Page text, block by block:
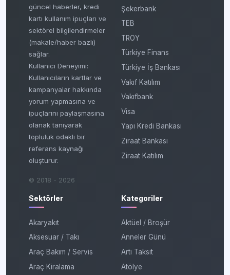
güncel haberler, kredi
kartı kullanım ipuçları ve
sektörel bilgilendirmeler
(makale/haber bazlı)
sağlar.
Kullanıcı Deneyimi:
Kullanıcıların kartlar ve
kampanyalar hakkında
yorum yapmasına ve
ipuçlarını paylaşmasına
olanak tanıyarak
topluluk odaklı bir
referans kaynağı
oluşturur.
© 2018 - 2026
Şekerbank
TEB
TROY
Türkiye Finans
Türkiye İş Bankası
Vakıf Katılım
Vakıfbank
Visa
Yapı Kredi Bankası
Ziraat Bankası
Ziraat Katılım
Sektörler
Akaryakıt
Aksesuar / Takı
Araç Bakım / Servis
Araç Kiralama
Kategoriler
Aktüel / Broşür
Anneler Günü
Artı Taksit
Atölye